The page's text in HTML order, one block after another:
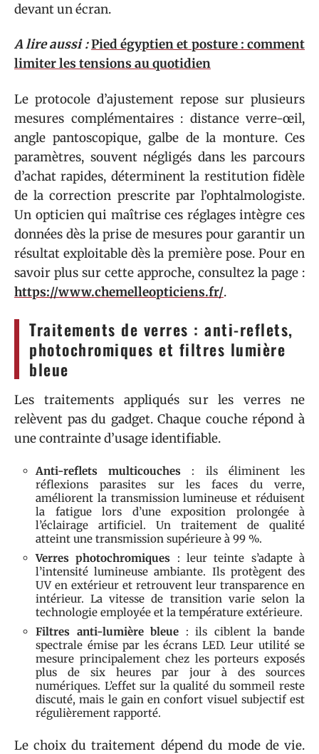
devant un écran.
A lire aussi :Pied égyptien et posture : comment
limiter les tensions au quotidien
Le protocole d’ajustement repose sur plusieurs
mesures complémentaires : distance verre-œil,
angle pantoscopique, galbe de la monture. Ces
paramètres, souvent négligés dans les parcours
d’achat rapides, déterminent la restitution fidèle
de la correction prescrite par l’ophtalmologiste.
Un opticien qui maîtrise ces réglages intègre ces
données dès la prise de mesures pour garantir un
résultat exploitable dès la première pose. Pour en
savoir plus sur cette approche, consultez la page :
https://www.chemelleopticiens.fr/.
Traitements de verres : anti-reflets,
photochromiques et filtres lumière
bleue
Les traitements appliqués sur les verres ne
relèvent pas du gadget. Chaque couche répond à
une contrainte d’usage identifiable.
Anti-reflets multicouches : ils éliminent les
réflexions parasites sur les faces du verre,
améliorent la transmission lumineuse et réduisent
la fatigue lors d’une exposition prolongée à
l’éclairage artificiel. Un traitement de qualité
atteint une transmission supérieure à 99 %.
Verres photochromiques : leur teinte s’adapte à
l’intensité lumineuse ambiante. Ils protègent des
UV en extérieur et retrouvent leur transparence en
intérieur. La vitesse de transition varie selon la
technologie employée et la température extérieure.
Filtres anti-lumière bleue : ils ciblent la bande
spectrale émise par les écrans LED. Leur utilité se
mesure principalement chez les porteurs exposés
plus de six heures par jour à des sources
numériques. L’effet sur la qualité du sommeil reste
discuté, mais le gain en confort visuel subjectif est
régulièrement rapporté.
Le choix du traitement dépend du mode de vie.